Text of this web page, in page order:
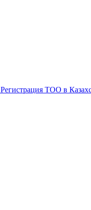
Регистрация ТОО в